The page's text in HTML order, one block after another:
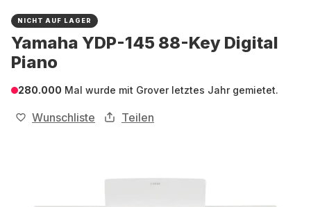
NICHT AUF LAGER
Yamaha YDP-145 88-Key Digital
Piano
280.000 Mal wurde mit Grover letztes Jahr gemietet.
Wunschliste Teilen